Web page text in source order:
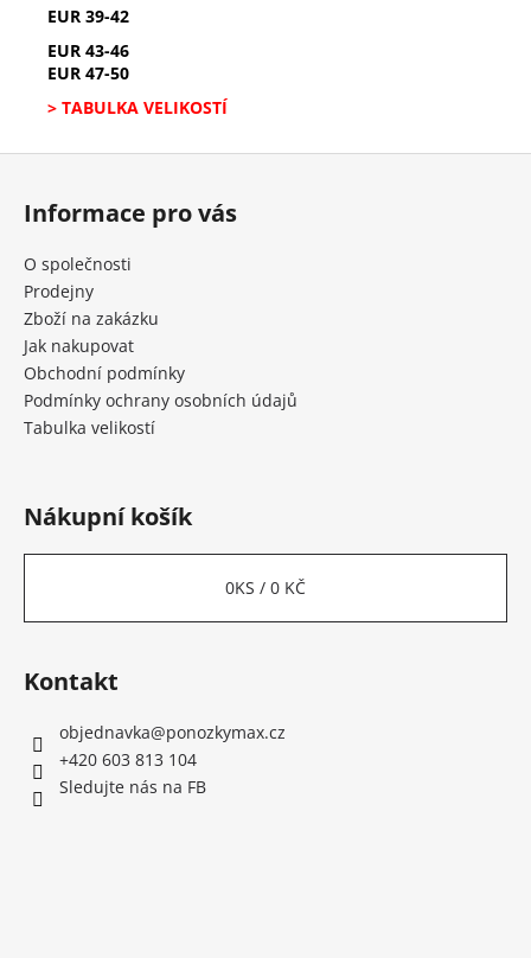
EUR 39-42
EUR 43-46
EUR 47-50
> TABULKA VELIKOSTÍ
Z
Informace pro vás
O společnosti
Prodejny
Zboží na zakázku
Jak nakupovat
Obchodní podmínky
Podmínky ochrany osobních údajů
Tabulka velikostí
Nákupní košík
0KS / 0 KČ
Kontakt
objednavka@ponozkymax.cz
+420 603 813 104
Sledujte nás na FB